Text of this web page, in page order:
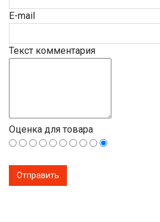
E-mail
Текст комментария
Оценка для товара